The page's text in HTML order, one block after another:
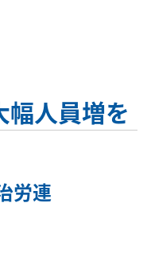
人員増を
労連